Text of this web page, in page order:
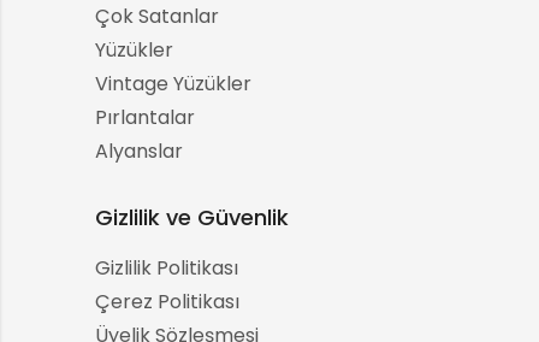
Çok Satanlar
Yüzükler
Vintage Yüzükler
Pırlantalar
Alyanslar
Gizlilik ve Güvenlik
Gizlilik Politikası
Çerez Politikası
Üyelik Sözleşmesi